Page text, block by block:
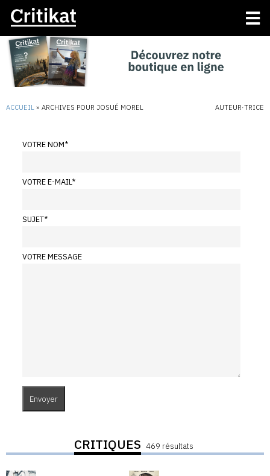
ACCUEIL » ARCHIVES POUR JOSUÉ MOREL AUTEUR·TRICE
VOTRE NOM*
VOTRE E-MAIL*
SUJET*
VOTRE MESSAGE
CRITIQUES 469 résultats